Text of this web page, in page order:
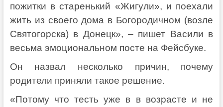
пожитки в старенький «Жигули», и поехали
жить из своего дома в Богородичном (возле
Святогорска) в Донецк», – пишет Васили в
весьма эмоциональном посте на Фейсбуке.
Он назвал несколько причин, почему
родители приняли такое решение.
«Потому что тесть уже в в возрасте и не